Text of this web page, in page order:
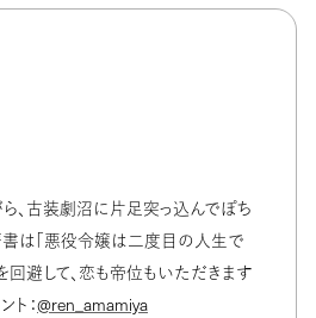
ら、古装劇沼に片足突っ込んでぽち
書は「悪役令嬢は二度目の人生で
回避して、恋も帝位もいただきます
ト：@ren_amamiya